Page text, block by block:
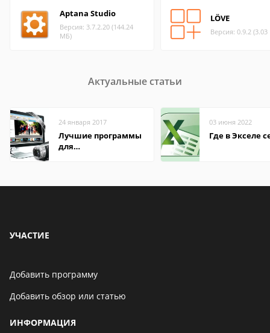
Aptana Studio
Версия: 3.7.2.20 (144.24
МБ)
LÖVE
Версия: 0.9.2
Актуальные статьи
24 января 2017
Лучшие программы
для
03 июня 2022
Где в Экселе
УЧАСТИЕ
Добавить программу
Добавить обзор или статью
ИНФОРМАЦИЯ